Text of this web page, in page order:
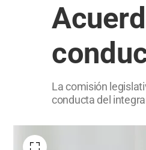
La comisión
conducta del